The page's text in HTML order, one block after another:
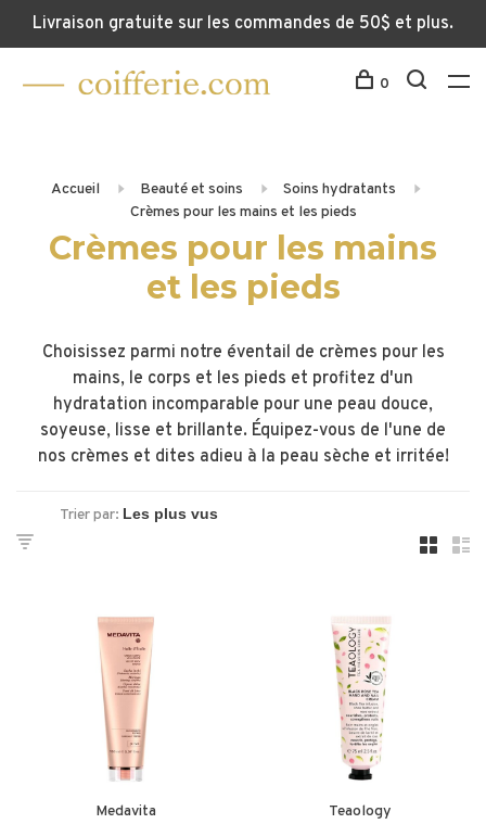
Livraison gratuite sur les commandes de 50$ et plus.
0
Accueil Beauté et soins
Soins hydratants
Crèmes pour les mains et les pieds
Crèmes pour les mains
et les pieds
Choisissez parmi notre éventail de crèmes pour les
mains, le corps et les pieds et profitez d'un
hydratation incomparable pour une peau douce,
soyeuse, lisse et brillante. Équipez-vous de l'une de
nos crèmes et dites adieu à la peau sèche et irritée!
Trier par:
Medavita Teaology